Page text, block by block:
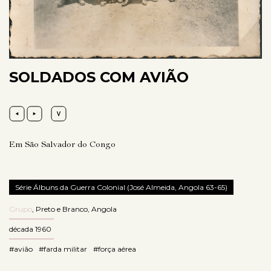
SOLDADOS COM AVIÃO
Em São Salvador do Congo
Série Álbuns da Guerra Colonial (José Almeida, Angola 63-65)
Grupo Preto e Branco Angola
década 1960
#avião #farda militar #força aérea